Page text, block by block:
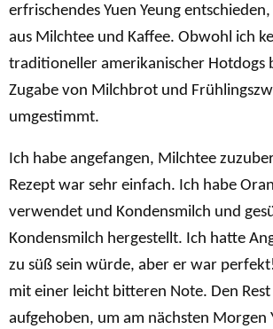
erfrischendes Yuen Yeung
aus Milchtee und Kaffee. Obwohl ich
traditioneller amerikanischer Hotdogs
Zugabe von Milchbrot und
umgestimmt.
Ich habe angefangen, Milchtee
Rezept war sehr einfach. Ich habe
verwendet und Kondensmilch und
Kondensmilch hergestellt. Ich hatte
zu süß sein würde, aber er war
mit einer leicht bitteren Note. Den Rest
aufgehoben, um am nächsten Morgen